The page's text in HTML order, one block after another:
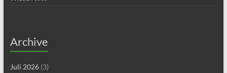
Archive
Juli 2026(3)